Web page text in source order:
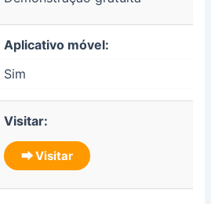
Aplicativo móvel:
Sim
Visitar:
⮕ Visitar